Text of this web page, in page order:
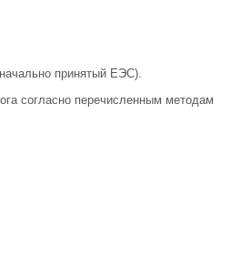
принятый ЕЭС).
согласно перечисленным методам